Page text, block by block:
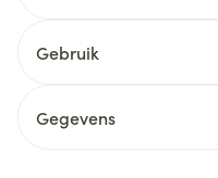
Gebruik
Gegevens